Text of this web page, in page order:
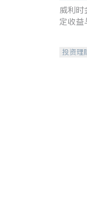
威利时
定收益
投资理